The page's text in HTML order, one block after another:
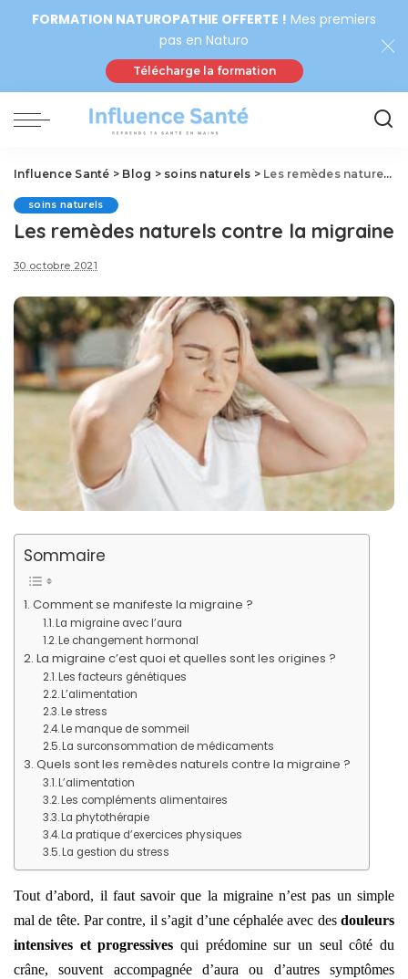
FORMATION NATUROPATHIE OFFERTE ! Mes premiers
pas en Naturo
Télécharge la formation
Influence Santé > Blog > soins naturels > Les remèdes naturels contre la migraine
soins naturels
Les remèdes naturels contre la migraine
30 octobre 2021
Sommaire
Comment se manifeste la migraine ?
La migraine avec l’aura
Le changement hormonal
La migraine c’est quoi et quelles sont les origines ?
Les facteurs génétiques
L’alimentation
Le stress
Le manque de sommeil
La surconsommation de médicaments
Quels sont les remèdes naturels contre la migraine ?
L’alimentation
Les compléments alimentaires
La phytothérapie
La pratique d’exercices physiques
La gestion du stress
Tout d’abord, il faut savoir que la migraine n’est pas un simple
mal de tête. Par contre, il s’agit d’une céphalée avec des douleurs
intensives et progressives qui prédomine sur un seul côté du
crâne, souvent accompagnée d’aura ou d’autres symptômes